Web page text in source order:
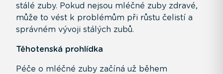
stálé zuby. Pokud nejsou mléčné zuby zdravé,
může to vést k problémům při růstu čelistí a
správném vývoji stálých zubů.
Těhotenská prohlídka
Péče o mléčné zuby začíná už během